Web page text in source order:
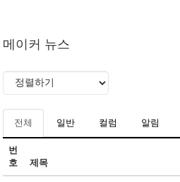
메이커 뉴스
전체 일반 컬럼 알림
번
호
제목